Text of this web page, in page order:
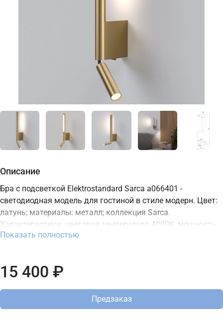
Описание
Бра с подсветкой Elektrostandard Sarca a066401 -
светодиодная модель для гостиной в стиле модерн. Цвет:
латунь; материалы: металл; коллекция Sarca.
Характеристики: цветовая температура 4000K, мощность
13 Вт, освещение зоны до 6,5 м2, встроенный LED-
бра Elektrostandard с доставкой по Москве, Санкт-
Показать полностью
15 400 ₽
Предзаказ